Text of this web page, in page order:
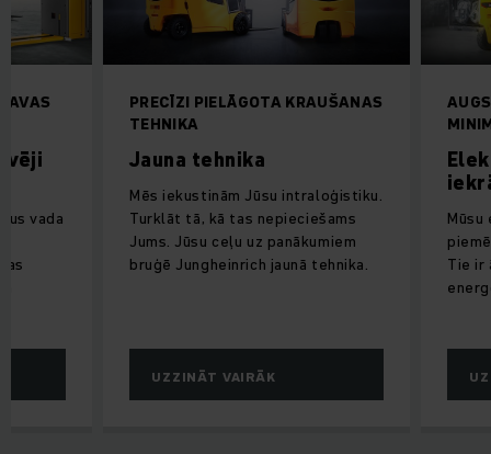
PRECĪZI PIELĀGOTA KRAUŠANAS
TEHNIKA
Jauna tehnika
Mēs iekustinām Jūsu intraloģistiku.
Turklāt tā, kā tas nepieciešams
Jums. Jūsu ceļu uz panākumiem
bruģē Jungheinrich jaunā tehnika.
UZZINĀT VAIRĀK
Tie ir
vada